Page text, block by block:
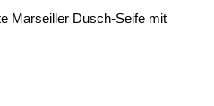
Marseiller Dusch-Seife mit